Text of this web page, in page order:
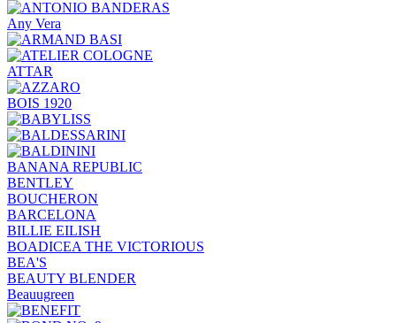
Any Vera
ATTAR
BOIS 1920
BANANA REPUBLIC
BENTLEY
BOUCHERON
BARCELONA
BILLIE EILISH
BOADICEA THE VICTORIOUS
BEA'S
BEAUTY BLENDER
Beauugreen